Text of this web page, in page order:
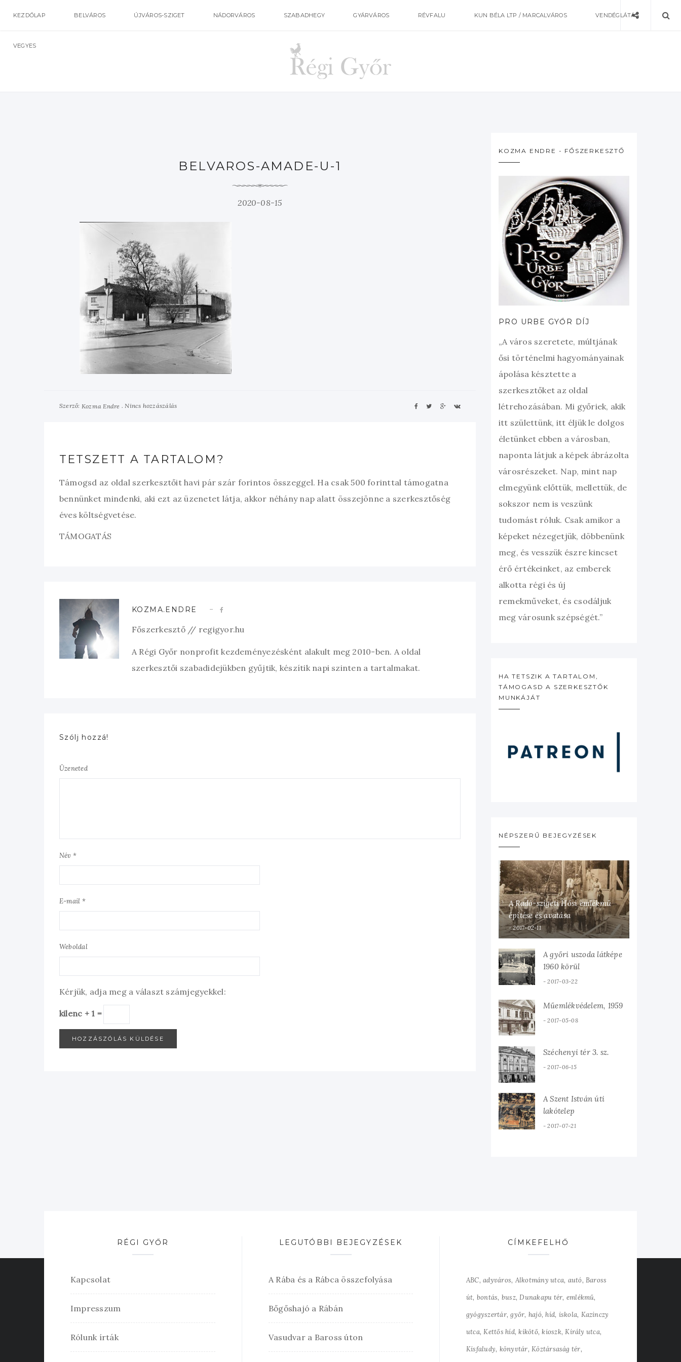
KEZDŐLAP BELVÁROS ÚJVÁROS-SZIGET NÁDORVÁROS SZABADHEGY GYÁRVÁROS RÉVFALU KUN BÉLA LTP / MARCALVÁROS VENDÉGLÁTÁS
VEGYES
BELVAROS-AMADE-U-1
2020-08-15
Szerző: Kozma Endre Nincs hozzászálás
TETSZETT A TARTALOM?
Támogsd az oldal szerkesztőit havi pár szár forintos összeggel. Ha csak 500 forinttal támogatna
bennünket mindenki, aki ezt az üzenetet látja, akkor néhány nap alatt összejönne a szerkesztőség
éves költségvetése.
TÁMOGATÁS
KOZMA.ENDRE
Főszerkesztő // regigyor.hu
A Régi Győr nonprofit kezdeményezésként alakult meg 2010-ben. A oldal
szerkesztői szabadidejükben gyűjtik, készítik napi szinten a tartalmakat.
Szólj hozzá!
Üzeneted
Név *
E-mail *
Weboldal
Kérjük, adja meg a választ számjegyekkel:
kilenc + 1 =
KOZMA ENDRE - FŐSZERKESZTŐ
PRO URBE GYŐR DÍJ
„A város szeretete, múltjának
ősi történelmi hagyományainak
ápolása késztette a
szerkesztőket az oldal
létrehozásában. Mi győriek, akik
itt születtünk, itt éljük le dolgos
életünket ebben a városban,
naponta látjuk a képek ábrázolta
városrészeket. Nap, mint nap
elmegyünk előttük, mellettük, de
sokszor nem is veszünk
tudomást róluk. Csak amikor a
képeket nézegetjük, döbbenünk
meg, és vesszük észre kincset
érő értékeinket, az emberek
alkotta régi és új
remekműveket, és csodáljuk
meg városunk szépségét.”
HA TETSZIK A TARTALOM,
TÁMOGASD A SZERKESZTŐK
MUNKÁJÁT
NÉPSZERŰ BEJEGYZÉSEK
A Radó-szigeti Hősi emlékmű
építése és avatása
2017-02-11
A győri uszoda látképe
1960 körül
2017-03-22
Műemlékvédelem, 1959
2017-05-08
Széchenyi tér 3. sz.
2017-06-15
A Szent István úti
lakótelep
2017-07-21
RÉGI GYŐR
Kapcsolat
Impresszum
Rólunk írták
LEGUTÓBBI BEJEGYZÉSEK
A Rába és a Rábca összefolyása
Bőgőshajó a Rábán
Vasudvar a Baross úton
CÍMKEFELHŐ
ABC adyváros Alkotmány utca autó Baross
út bontás busz Dunakapu tér emlékmű
gyógyszertár győr hajó híd iskola Kazinczy
utca Kettős híd kikötő kioszk Király utca
Kisfaludy könyvtár Köztársaság tér